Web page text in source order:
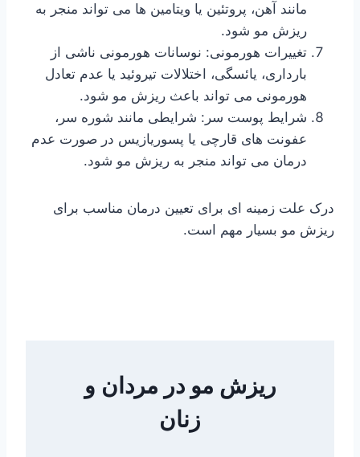
مانند آهن، پروتئین یا ویتامین ها می تواند منجر به
ریزش مو شود.
تغییرات هورمونی: نوسانات هورمونی ناشی از
بارداری، یائسگی، اختلالات تیروئید یا عدم تعادل
هورمونی می تواند باعث ریزش مو شود.
شرایط پوست سر: شرایطی مانند شوره سر،
عفونت های قارچی یا پسوریازیس در صورت عدم
درمان می تواند منجر به ریزش مو شود.
درک علت زمینه ای برای تعیین درمان مناسب برای
ریزش مو بسیار مهم است.
ریزش مو در مردان و
زنان